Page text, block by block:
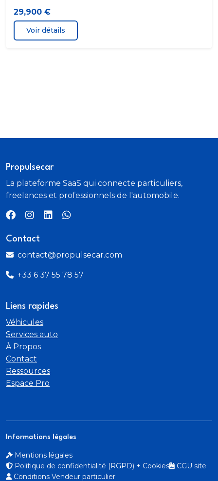
29,900 €
Voir détails
Propulsecar
La plateforme SaaS qui connecte particuliers,
freelances et professionnels de l'automobile.
Contact
contact@propulsecar.com
+33 6 37 55 78 57
Liens rapides
Véhicules
Services auto
À Propos
Contact
Ressources
Espace Pro
Informations légales
Mentions légales
Politique de confidentialité (RGPD) + Cookies
CGU site
Conditions Vendeur particulier